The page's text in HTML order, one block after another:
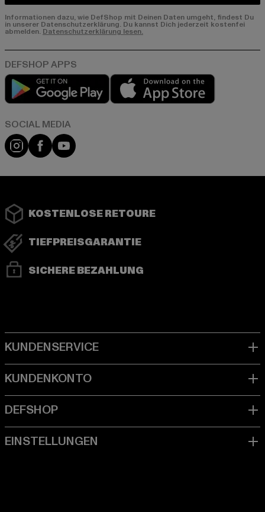
Informationen dazu, wie DefShop mit Deinen Daten umgeht, findest Du
in unserer Datenschutzerklärung. Du kannst Dich jederzeit kostenfei
abmelden. Datenschutzerklärung lesen.
Play market
Instagram
FacebookYouTube
KOSTENLOSE RETOURE
TIEFPREISGARANTIE
SICHERE BEZAHLUNG